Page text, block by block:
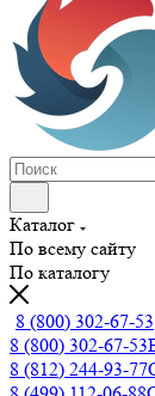
Каталог
По всему сайту
По каталогу
8 (800) 302-67-53
8 (800) 302-67-53
8 (812) 244-93-77